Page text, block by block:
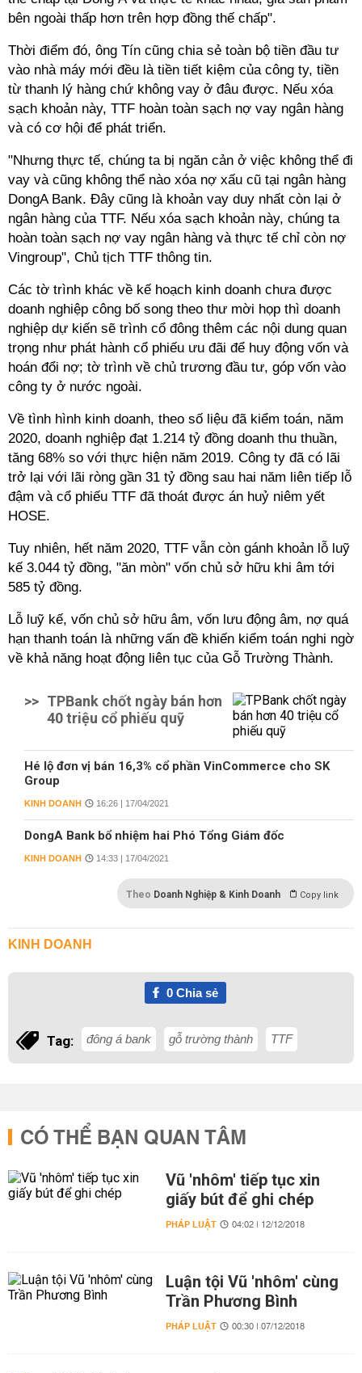
bên ngoài thấp hơn trên hợp đồng thế chấp".
Thời điểm đó, ông Tín cũng chia sẻ toàn bộ tiền đầu tư
vào nhà máy mới đều là tiền tiết kiệm của công ty, tiền
từ thanh lý hàng chứ không vay ở đâu được. Nếu xóa
sạch khoản này, TTF hoàn toàn sạch nợ vay ngân hàng
và có cơ hội để phát triển.
"Nhưng thực tế, chúng ta bị ngăn cản ở việc không thể đi
vay và cũng không thể nào xóa nợ xấu cũ tại ngân hàng
DongA Bank. Đây cũng là khoản vay duy nhất còn lại ở
ngân hàng của TTF. Nếu xóa sạch khoản này, chúng ta
hoàn toàn sạch nợ vay ngân hàng và thực tế chỉ còn nợ
Vingroup", Chủ tịch TTF thông tin.
Các tờ trình khác về kế hoạch kinh doanh chưa được
doanh nghiệp công bố song theo thư mời họp thì doanh
nghiệp dự kiến sẽ trình cổ đông thêm các nội dung quan
trọng như phát hành cổ phiếu ưu đãi để huy động vốn và
hoán đổi nợ; tờ trình về chủ trương đầu tư, góp vốn vào
công ty ở nước ngoài.
Về tình hình kinh doanh, theo số liệu đã kiểm toán, năm
2020, doanh nghiệp đạt 1.214 tỷ đồng doanh thu thuần,
tăng 68% so với thực hiện năm 2019. Công ty đã có lãi
trở lại với lãi ròng gần 31 tỷ đồng sau hai năm liên tiếp lỗ
đậm và cổ phiếu TTF đã thoát được án huỷ niêm yết
HOSE.
Tuy nhiên, hết năm 2020, TTF vẫn còn gánh khoản lỗ luỹ
kế 3.044 tỷ đồng, "ăn mòn" vốn chủ sở hữu khi âm tới
585 tỷ đồng.
Lỗ luỹ kế, vốn chủ sở hữu âm, vốn lưu động âm, nợ quá
hạn thanh toán là những vấn đề khiến kiểm toán nghi ngờ
về khả năng hoạt động liên tục của Gỗ Trường Thành.
>> TPBank chốt ngày bán hơn
40 triệu cổ phiếu quỹ
Hé lộ đơn vị bán 16,3% cổ phần VinCommerce cho SK
Group
KINH DOANH 16:26 | 17/04/2021
DongA Bank bổ nhiệm hai Phó Tổng Giám đốc
KINH DOANH 14:33 | 17/04/2021
Theo Doanh Nghiệp & Kinh Doanh Copy link
KINH DOANH
0Chia sẻ
Tag: đông á bank gỗ trường thành TTF
CÓ THỂ BẠN QUAN TÂM
Vũ 'nhôm' tiếp tục xin
giấy bút để ghi chép
PHÁP LUẬT 04:02 | 12/12/2018
Luận tội Vũ 'nhôm' cùng
Trần Phương Bình
PHÁP LUẬT 00:30 | 07/12/2018